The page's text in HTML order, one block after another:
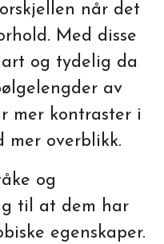
når det
Med disse
og tydelig da
av
mer kontraster i
mer overblikk.
og
til at dem har
egenskaper.